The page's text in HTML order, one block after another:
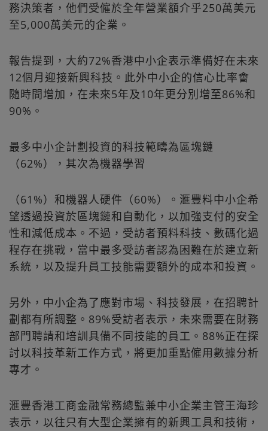
務決策者，他們受僱於全年營業額介乎250萬美元
至5,000萬美元的企業。
報告提到，大約72%香港中小企表示準備好在未來
12個月迎接新興科技。此外中小企的信心比率會
隨時間增加，在未來5年及10年更分別增至86%和
90%。
最多中小企計劃投資的科技範疇為區塊鏈
（62%），其次為機器學習
（61%）和機器人硬件（60%）。滙豐料中小企希
望透過投資於區塊鏈和自動化，以加強支付的安全
性和減低成本。不過，受訪者預料科技、數碼化過
程存在挑戰，當中最多受訪者認為困難在於建立新
系統，以及提升員工技能需要額外的成本和投資。
另外，中小企為了應對市場、科技發展，在招聘計
劃都有所調整。89%受訪者表示，未來需要在財務
部門聘請和培訓具備不同技能的員工。88%正在探
討以科技革新工作方式，將更加重點僱用數據分析
專才。
滙豐香港工商金融常務總監兼中小企業主管王海珍
表示，以往只有大型企業擁有的新興工具和技術，